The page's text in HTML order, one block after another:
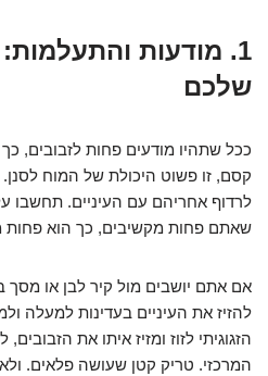
1. מודעות
שלכם
ככל שתהיו מודעים פחות לזבובים,
קסם, זו פשוט היכולת של המוח
לרדוף אחריהם עם העיניים. תחשבו
שאתם פחות מקשיבים, כך הוא פחות
אם אתם יושבים מול קיר לבן או מסך
להזיז את העיניים בעדינות למעלה
הזגוגיתי לזוז ומזיז איתו את
המרכזי. טריק קטן שעושה פלאים.